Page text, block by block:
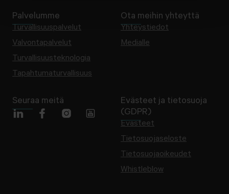
Palvelumme
Turvallisuuspalvelut
Valvontapalvelut
Turvallisuusteknologia
Tapahtumaturvallisuus
Ota meihin yhteyttä
Yhteystiedot
Medialle
Seuraa meitä
Evästeet ja tietosuoja
(GDPR)
Evästeet
Tietosuojaseloste
Tietosuojaoikeudet
Whistleblow